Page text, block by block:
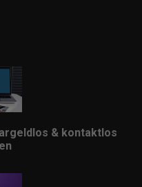
& kontaktlos